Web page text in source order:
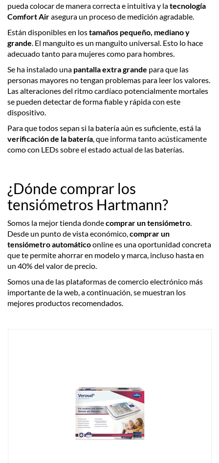
pueda colocar de manera correcta e intuitiva y latecnología
Comfort Airasegura un proceso de medición agradable.
Están disponibles en lostamaños pequeño, mediano y
grande . El manguito es un manguito universal. Esto lo hace
adecuado tanto para mujeres como para hombres.
Se ha instalado una pantalla extra grande para que las
personas mayores no tengan problemas para leer los valores.
Las alteraciones del ritmo cardíaco potencialmente mortales
se pueden detectar de forma fiable y rápida con este
dispositivo.
Para que todos sepan si la batería aún es suficiente, está la
verificación de la batería , que informa tanto acústicamente
como con LEDs sobre el estado actual de las baterías.
¿Dónde comprar los
tensiómetros Hartmann?
Somos la mejor tienda dondecomprar un tensiómetro
Desde un punto de vista económico, comprar un
tensiómetro automáticoonline es una oportunidad concreta
que te permite ahorrar en modelo y marca, incluso hasta en
un 40% del valor de precio.
Somos una de las plataformas de comercio electrónico más
importante de la web, a continuación, se muestran los
mejores productos recomendados.